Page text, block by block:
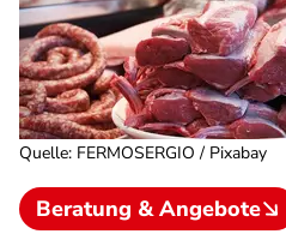
Quelle: FERMOSERGIO / Pixabay
Beratung & Angebote